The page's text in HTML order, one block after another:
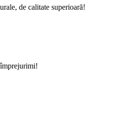
de calitate superioară!